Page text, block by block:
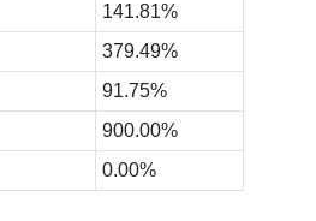
141.81%
379.49%
91.75%
900.00%
0.00%